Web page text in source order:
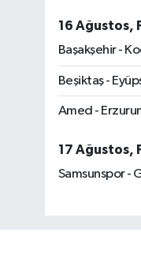
16 Ağustos,
Başakşehir -
Beşiktaş -
Amed -
17 Ağustos,
Samsunspor -